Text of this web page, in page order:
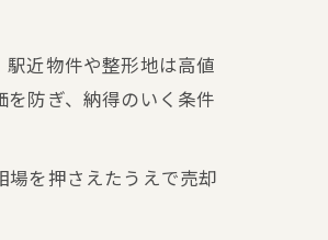
近物件や整形地は高値
防ぎ、納得のいく条件
を押さえたうえで売却